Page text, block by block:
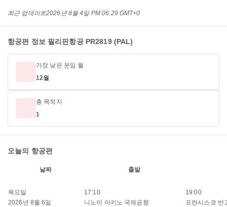
최근 업데이트2026년 8월 4일 PM 06:29 GMT+0
항공편 정보 필리핀항공 PR2819 (PAL)
가장 낮은 운임 월
12월
총 목적지
1
오늘의 항공편
날짜 출발
목요일
2026년 8월 6일
17:10
니노이 아키노 국제공항
19:00
프란시스코 반